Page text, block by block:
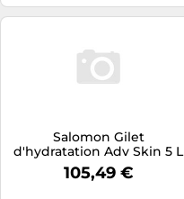
Salomon Gilet
d'hydratation Adv Skin 5 L
Bleu Taille M
105,49 €